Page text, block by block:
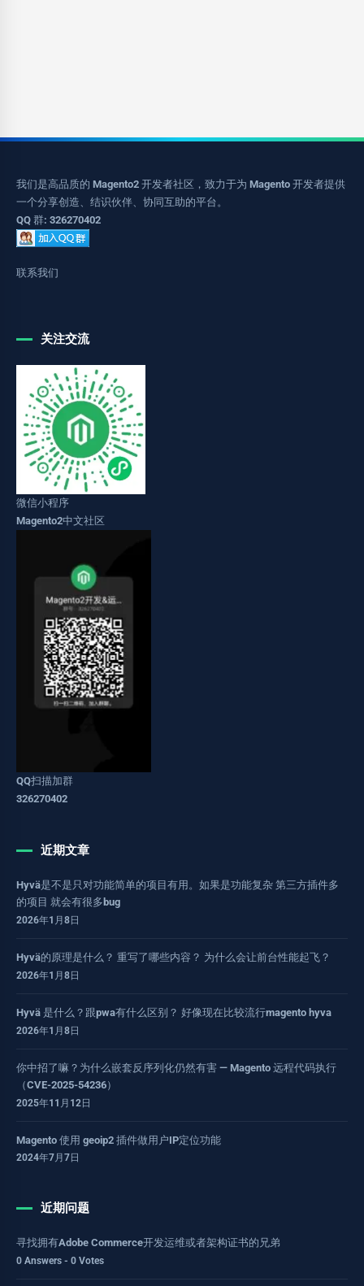
我们是高品质的 Magento2 开发者社区，致力于为 Magento 开发者提供
一个分享创造、结识伙伴、协同互助的平台。
QQ 群: 326270402
联系我们
关注交流
微信小程序
Magento2中文社区
QQ扫描加群
326270402
近期文章
Hyvä是不是只对功能简单的项目有用。如果是功能复杂 第三方插件多
的项目 就会有很多bug
2026年1月8日
Hyvä的原理是什么？ 重写了哪些内容？ 为什么会让前台性能起飞？
2026年1月8日
Hyvä 是什么？跟pwa有什么区别？ 好像现在比较流行magento hyva
2026年1月8日
你中招了嘛？为什么嵌套反序列化仍然有害 — Magento 远程代码执行
（CVE-2025-54236）
2025年11月12日
Magento 使用 geoip2 插件做用户IP定位功能
2024年7月7日
近期问题
寻找拥有Adobe Commerce开发运维或者架构证书的兄弟
0 Answers - 0 Votes